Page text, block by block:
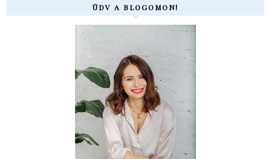
ÜDV A BLOGOMON!